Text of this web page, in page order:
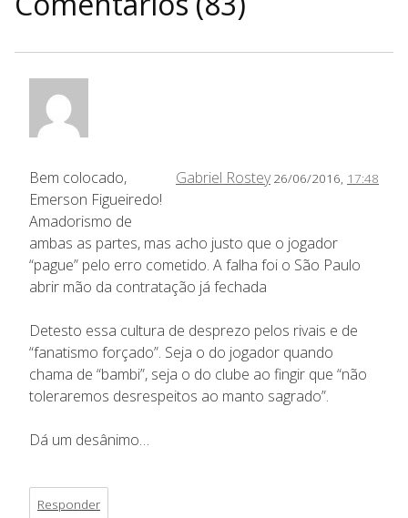
Gabriel Rostey 26/06/2016, 17:48
Bem colocado,
Emerson Figueiredo!
Amadorismo de
ambas as partes, mas acho justo que o jogador
“pague” pelo erro cometido. A falha foi o São Paulo
abrir mão da contratação já fechada
Detesto essa cultura de desprezo pelos rivais e de
“fanatismo forçado”. Seja o do jogador quando
chama de “bambi”, seja o do clube ao fingir que “não
toleraremos desrespeitos ao manto sagrado”.
Dá um desânimo…
Responder